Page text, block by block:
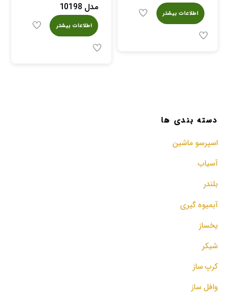
اطلاعات بیشتر
مدل 10198
اطلاعات بیشتر
دسته بندی ها
اسپرسو‌ ماشین
آسیاب
بلندر
آبمیوه گیری
یخساز
شیکر
کرپ ساز
وافل ساز